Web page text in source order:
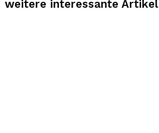
weitere interessante Artikel